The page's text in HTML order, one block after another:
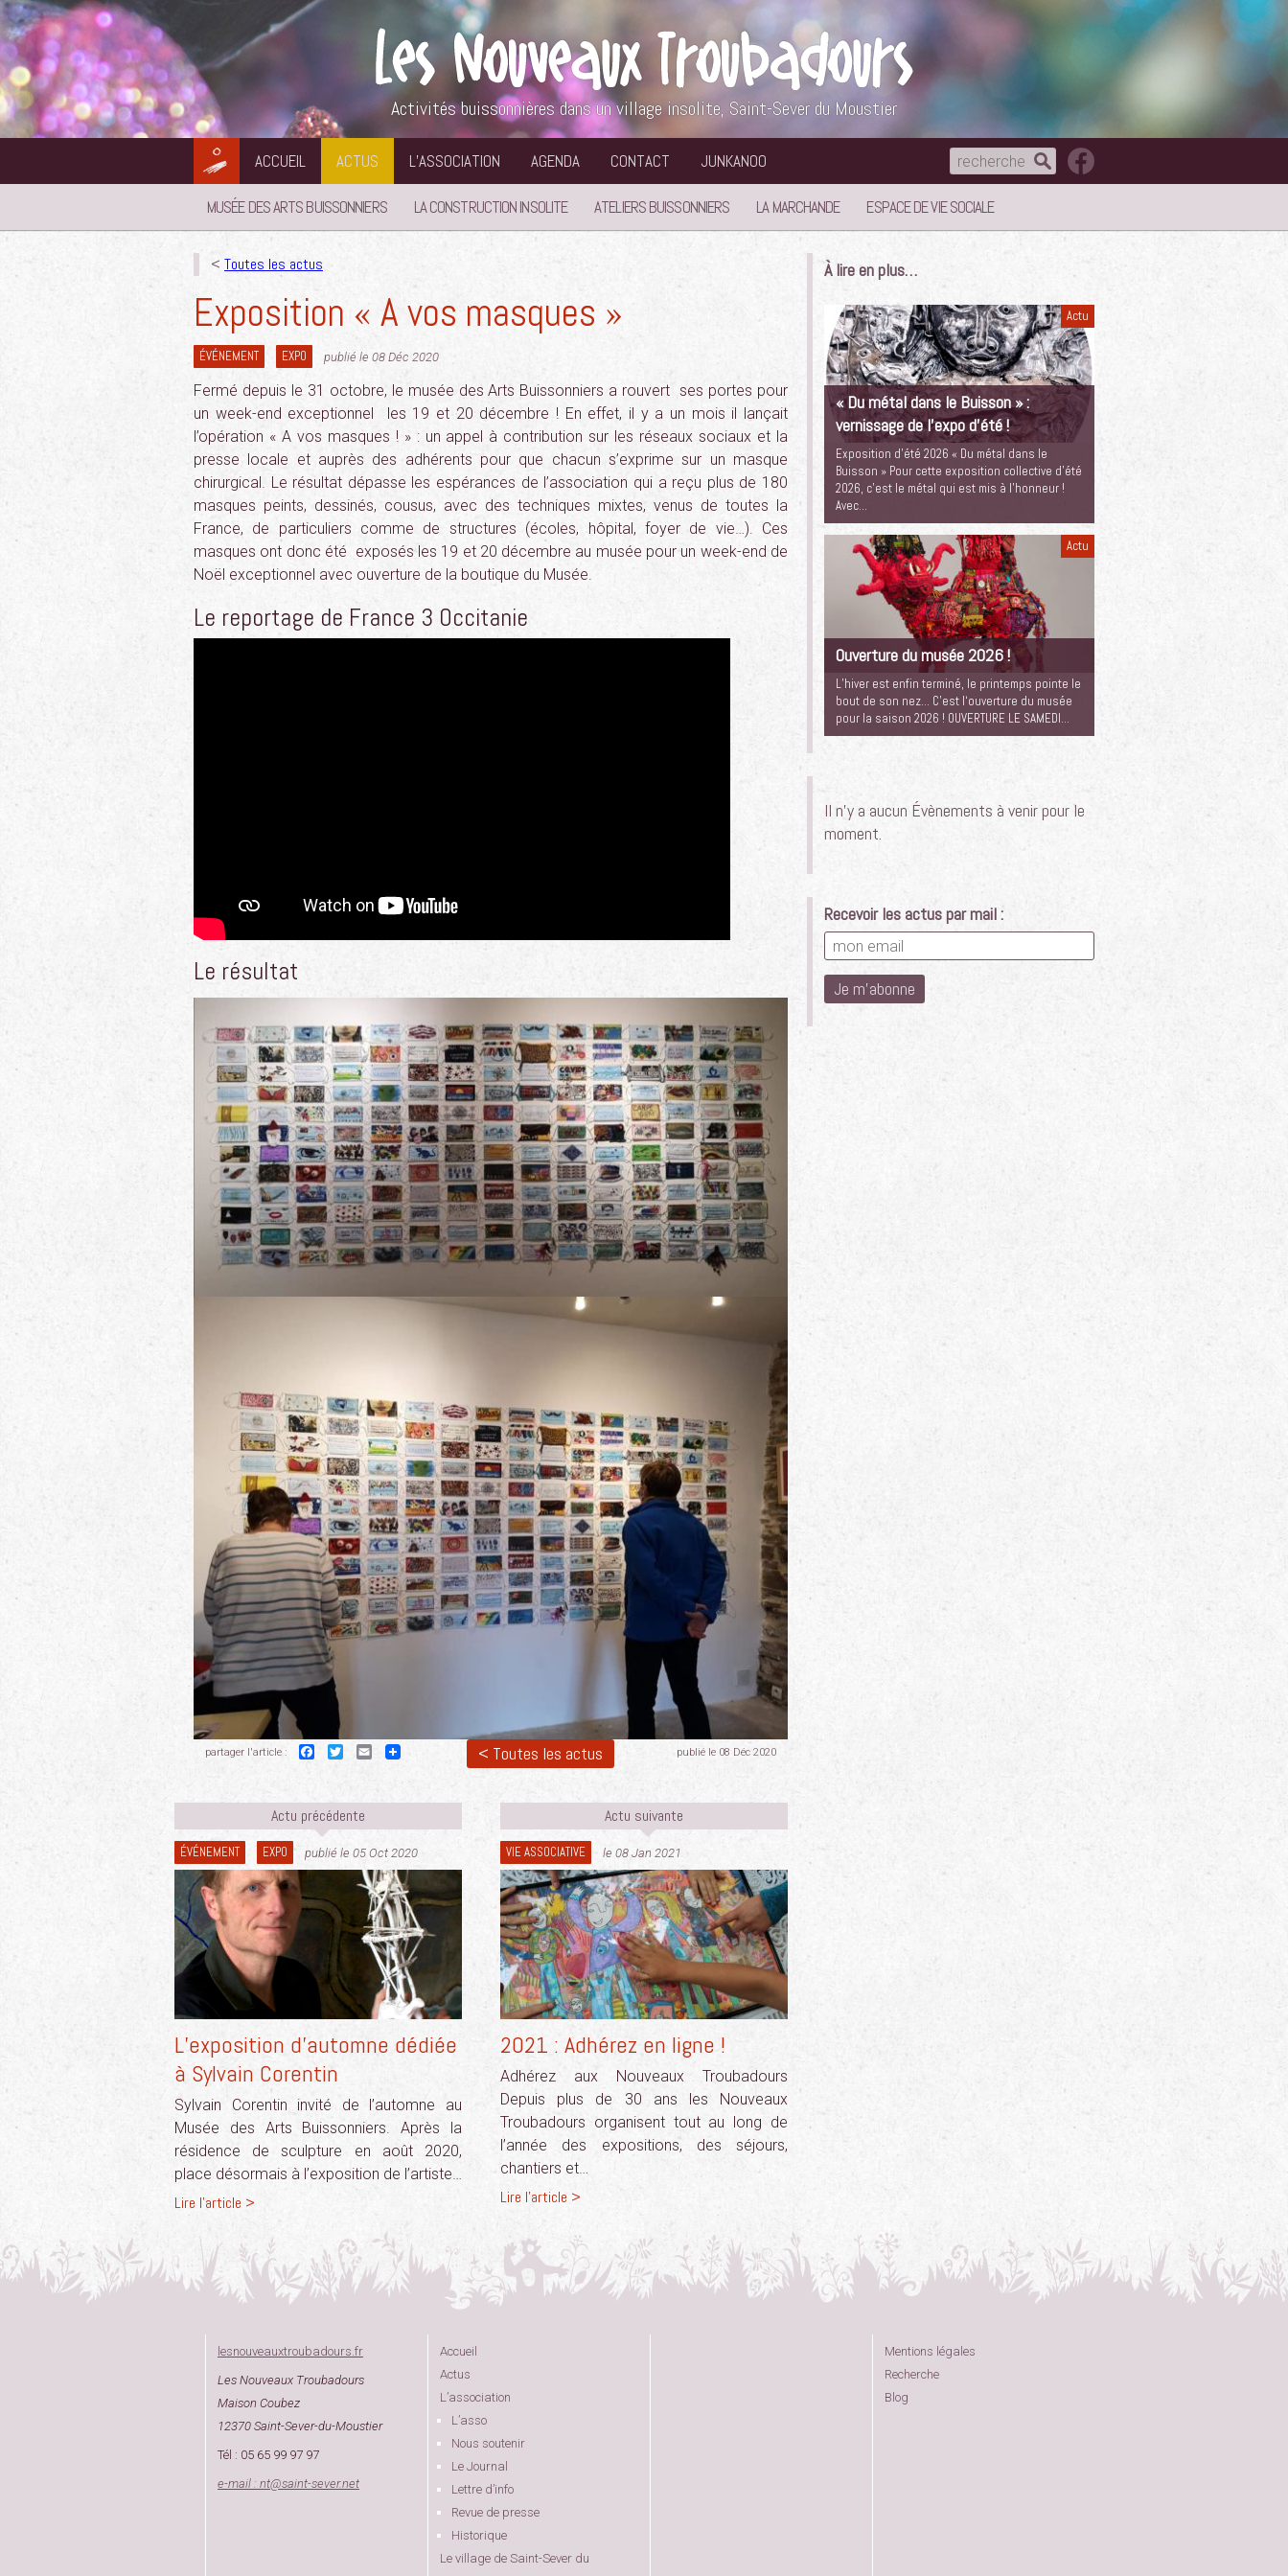
Aller
au
contenu
Activités buissonnières dans un village insolite, Saint-Sever du Moustier
ACCUEIL ACTUS L’ASSOCIATION AGENDA CONTACT JUNKANOO
MUSÉE DES ARTS BUISSONNIERS LA CONSTRUCTION INSOLITE ATELIERS BUISSONNIERS LA MARCHANDE ESPACE DE VIE SOCIALE
< Toutes les actus
Exposition « A vos masques »
ÉVÉNEMENT EXPO publié le 08 Déc 2020
Fermé depuis le 31 octobre, le musée des Arts Buissonniers a rouvert ses portes pour
un week-end exceptionnel les 19 et 20 décembre ! En effet, il y a un mois il lançait
l’opération « A vos masques ! » : un appel à contribution sur les réseaux sociaux et la
presse locale et auprès des adhérents pour que chacun s’exprime sur un masque
chirurgical. Le résultat dépasse les espérances de l’association qui a reçu plus de 180
masques peints, dessinés, cousus, avec des techniques mixtes, venus de toutes la
France, de particuliers comme de structures (écoles, hôpital, foyer de vie…). Ces
masques ont donc été exposés les 19 et 20 décembre au musée pour un week-end de
Noël exceptionnel avec ouverture de la boutique du Musée.
Le reportage de France 3 Occitanie
Le résultat
partager l'article : Facebook
TwitterEmail publié le 08 Déc 2020
< Toutes les actus
Actu précédente
ÉVÉNEMENT EXPO publié le 05 Oct 2020
L’exposition d’automne dédiée
à Sylvain Corentin
Sylvain Corentin invité de l’automne au
Musée des Arts Buissonniers. Après la
résidence de sculpture en août 2020,
place désormais à l’exposition de l’artiste…
Lire l'article >
Actu suivante
VIE ASSOCIATIVE le 08 Jan 2021
2021 : Adhérez en ligne !
Adhérez aux Nouveaux Troubadours
Depuis plus de 30 ans les Nouveaux
Troubadours organisent tout au long de
l’année des expositions, des séjours,
chantiers et…
Lire l'article >
À lire en plus…
Actu
« Du métal dans le Buisson » :
vernissage de l’expo d’été !
Exposition d’été 2026 « Du métal dans le
Buisson » Pour cette exposition collective d’été
2026, c’est le métal qui est mis à l’honneur !
Avec…
Actu
Ouverture du musée 2026 !
L’hiver est enfin terminé, le printemps pointe le
bout de son nez… C’est l‘ouverture du musée
pour la saison 2026 ! OUVERTURE LE SAMEDI…
Il n’y a aucun Évènements à venir pour le
moment.
Recevoir les actus par mail :
lesnouveauxtroubadours.fr
Les Nouveaux Troubadours
Maison Coubez
12370 Saint-Sever-du-Moustier
Tél : 05 65 99 97 97
e-mail : nt@saint-sever.net
Accueil
Actus
L’association
L’asso
Nous soutenir
Le Journal
Lettre d’info
Revue de presse
Historique
Le village de Saint-Sever du
Mentions légales
Recherche
Blog